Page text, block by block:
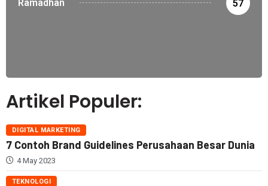
Ramadhan 57
Artikel Populer:
DIGITAL MARKETING
7 Contoh Brand Guidelines Perusahaan Besar Dunia
4 May 2023
TEKNOLOGI